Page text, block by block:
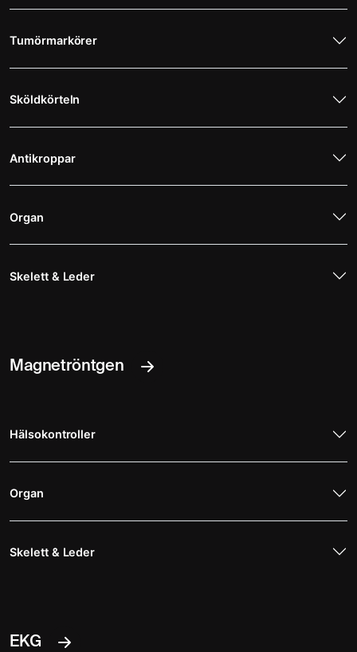
Tumörmarkörer
Sköldkörteln
Antikroppar
Organ
Skelett & Leder
Magnetröntgen
Hälsokontroller
Organ
Skelett & Leder
EKG